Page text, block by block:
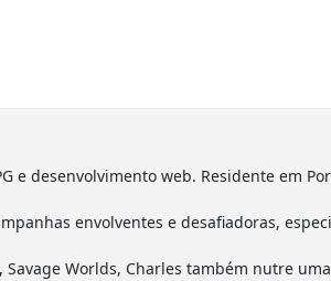
e desenvolvimento web. Residente em
envolventes e desafiadoras,
Worlds, Charles também nutre